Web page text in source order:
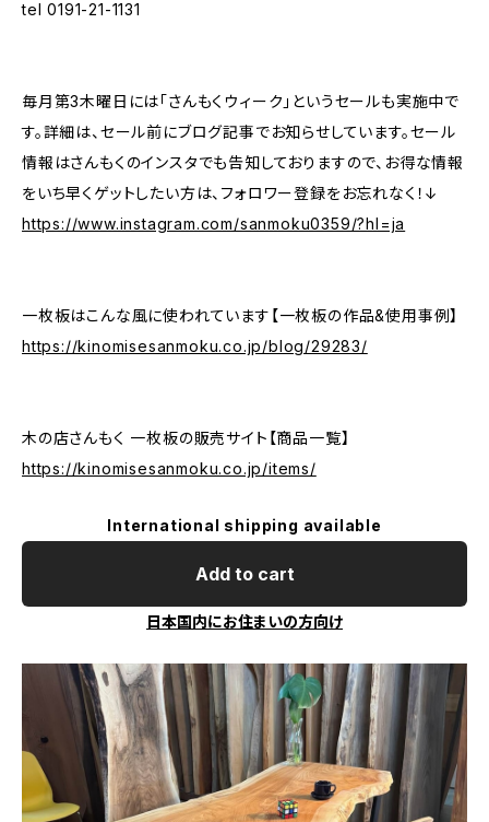
tel 0191-21-1131
毎月第3木曜日には「さんもくウィーク」というセールも実施中で
す。詳細は、セール前にブログ記事でお知らせしています。セール
情報はさんもくのインスタでも告知しておりますので、お得な情報
をいち早くゲットしたい方は、フォロワー登録をお忘れなく！↓
https://www.instagram.com/sanmoku0359/?hl=ja
一枚板はこんな風に使われています【一枚板の作品&使用事例】
https://kinomisesanmoku.co.jp/blog/29283/
木の店さんもく 一枚板の販売サイト【商品一覧】
https://kinomisesanmoku.co.jp/items/
International shipping available
Add to cart
日本国内にお住まいの方向け